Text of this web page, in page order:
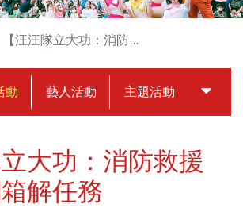
【汪汪隊立大功：消防救援隊】看開箱解任務
動 藝人活動 主題活動 中獎名
立大功：消防救援
解任務